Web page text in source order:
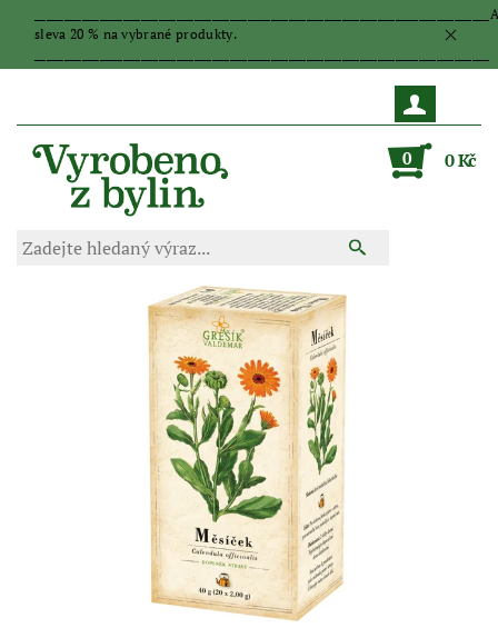
sleva 20 % na vybrané produkty.
0 0 Kč